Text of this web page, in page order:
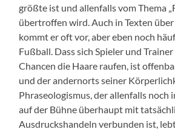
größte ist und allenfalls vom Thema
übertroffen wird. Auch in Texten
kommt er oft vor, aber eben noch
Fußball. Dass sich Spieler und
Chancen die Haare raufen, ist
und der andernorts seiner
Phraseologismus, der allenfalls noch
auf der Bühne überhaupt mit
Ausdruckshandeln verbunden ist,